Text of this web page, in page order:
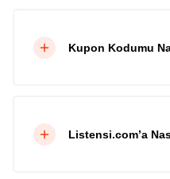
Kupon Kodumu
Listensi.com’a